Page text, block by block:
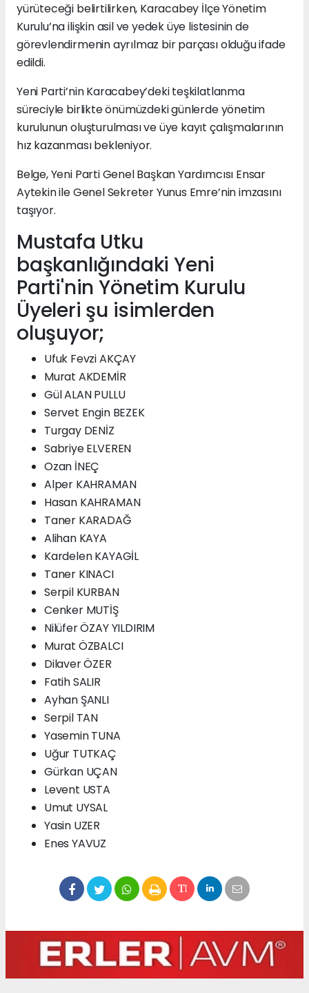
yürüteceği belirtilirken, Karacabey İlçe Yönetim
Kurulu’na ilişkin asil ve yedek üye listesinin de
görevlendirmenin ayrılmaz bir parçası olduğu ifade
edildi.
Yeni Parti’nin Karacabey’deki teşkilatlanma
süreciyle birlikte önümüzdeki günlerde yönetim
kurulunun oluşturulması ve üye kayıt çalışmalarının
hız kazanması bekleniyor.
Belge, Yeni Parti Genel Başkan Yardımcısı Ensar
Aytekin ile Genel Sekreter Yunus Emre’nin imzasını
taşıyor.
Mustafa Utku
başkanlığındaki Yeni
Parti'nin Yönetim Kurulu
Üyeleri şu isimlerden
oluşuyor;
Ufuk Fevzi AKÇAY
Murat AKDEMİR
Gül ALAN PULLU
Servet Engin BEZEK
Turgay DENİZ
Sabriye ELVEREN
Ozan İNEÇ
Alper KAHRAMAN
Hasan KAHRAMAN
Taner KARADAĞ
Alihan KAYA
Kardelen KAYAGİL
Taner KINACI
Serpil KURBAN
Cenker MUTİŞ
Nilüfer ÖZAY YILDIRIM
Murat ÖZBALCI
Dilaver ÖZER
Fatih SALIR
Ayhan ŞANLI
Serpil TAN
Yasemin TUNA
Uğur TUTKAÇ
Gürkan UÇAN
Levent USTA
Umut UYSAL
Yasin UZER
Enes YAVUZ